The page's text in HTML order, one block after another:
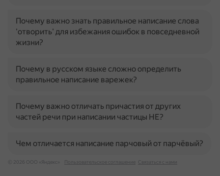
Почему важно знать правильное написание слова
'отворить' для избежания ошибок в повседневной
жизни?
Почему в русском языке сложно определить
правильное написание варежек?
Почему важно отличать причастия от других
частей речи при написании частицы НЕ?
Чем отличается написание парчовый от парчёвый?
© 2026 ООО «Яндекс» Пользовательское соглашение Связаться с нами